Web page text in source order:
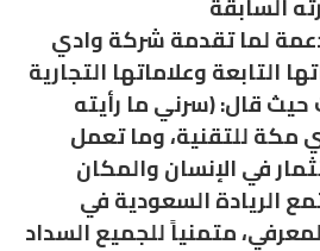
لما تقدمة شركة وادي
التابعة وعلاماتها التجارية
قال: (سرني ما رأيته
مكة للتقنية، وما تعمل
في الإنسان والمكان
الريادة السعودية في
متمنياً للجميع السداد